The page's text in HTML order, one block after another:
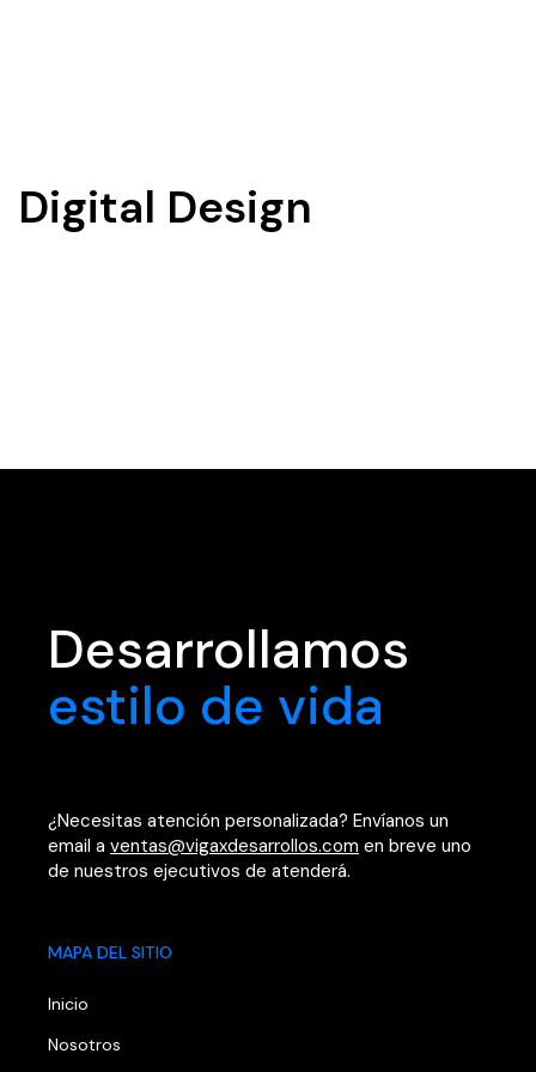
Digital Design
Desarrollamos
estilo de vida
¿Necesitas atención personalizada? Envíanos un
email a ventas@vigaxdesarrollos.com en breve uno
de nuestros ejecutivos de atenderá.
MAPA DEL SITIO
Inicio
Nosotros